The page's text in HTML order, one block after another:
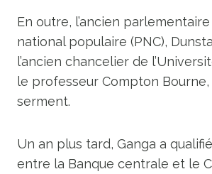
En outre, l’ancien
national populaire (PNC),
l’ancien chancelier de
le professeur Compton
serment.
Un an plus tard, Ganga a
entre la Banque centrale et le